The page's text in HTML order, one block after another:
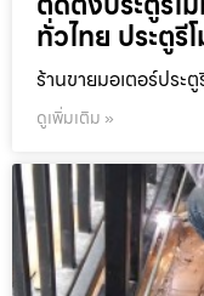
ทั่วไทย ประตูรี
ร้านขายมอเตอร์ประ
ดูเพิ่มเติม »